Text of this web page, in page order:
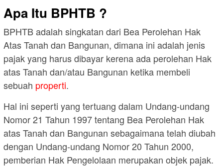
Apa Itu BPHTB ?
BPHTB adalah singkatan dari Bea Perolehan Hak
Atas Tanah dan Bangunan, dimana ini adalah jenis
pajak yang harus dibayar kerena ada perolehan Hak
atas Tanah dan/atau Bangunan ketika membeli
sebuah properti.
Hal ini seperti yang tertuang dalam Undang-undang
Nomor 21 Tahun 1997 tentang Bea Perolehan Hak
atas Tanah dan Bangunan sebagaimana telah diubah
dengan Undang-undang Nomor 20 Tahun 2000,
pemberian Hak Pengelolaan merupakan objek pajak.